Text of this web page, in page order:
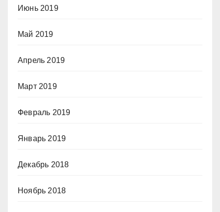
Июнь 2019
Май 2019
Апрель 2019
Март 2019
Февраль 2019
Январь 2019
Декабрь 2018
Ноябрь 2018